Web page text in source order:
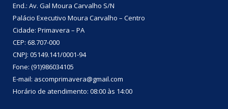
End.: Av. Gal Moura Carvalho S/N
Palácio Executivo Moura Carvalho – Centro
Cidade: Primavera – PA
CEP: 68.707-000
CNPJ: 05149.141/0001-94
Fone: (91)986034105
E-mail: ascomprimavera@gmail.com
Horário de atendimento: 08:00 às 14:00